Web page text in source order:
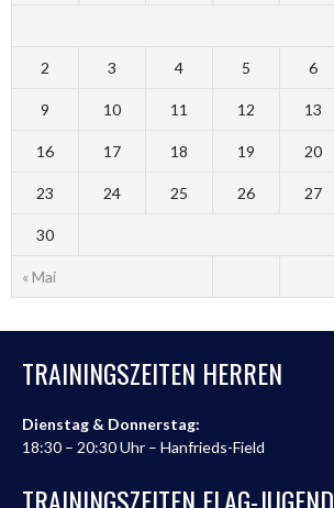
« Mai
2 3 4 5 6
9 10 11 12 13
16 17 18 19 20
23 24 25 26 27
30
TRAININGSZEITEN HERREN
Dienstag & Donnerstag:
18:30 – 20:30 Uhr – Hanfrieds-Field